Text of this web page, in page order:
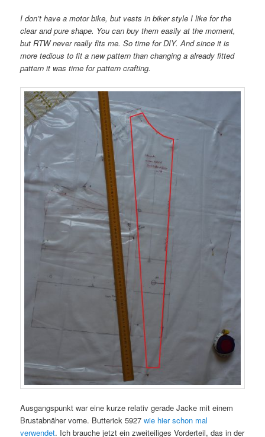
I don’t have a motor bike, but vests in biker style I like for the
clear and pure shape. You can buy them easily at the moment,
but RTW never really fits me. So time for DIY. And since it is
more tedious to fit a new pattern than changing a already fitted
pattern it was time for pattern crafting.
Ausgangspunkt war eine kurze relativ gerade Jacke mit einem
Brustabnäher vorne. Butterick 5927wie hier schon mal
verwendet. Ich brauche jetzt ein zweiteiliges Vorderteil, das in der